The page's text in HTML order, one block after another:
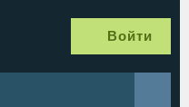
Войти